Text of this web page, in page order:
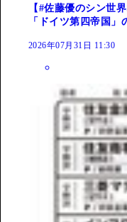
【#佐藤優のシン世
「ドイツ第四帝国」
2026年07月31日 11:30